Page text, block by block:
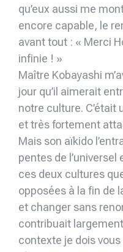
qu’eux aussi me
encore capable, le
avant tout : « Merci
infinie ! »
Maître Kobayashi
jour qu’il aimerait
notre culture.
et très fortement
Mais son aïkido
pentes de l’universel
ces deux cultures
opposées à la fin de
et changer sans
contribuait
contexte je dois